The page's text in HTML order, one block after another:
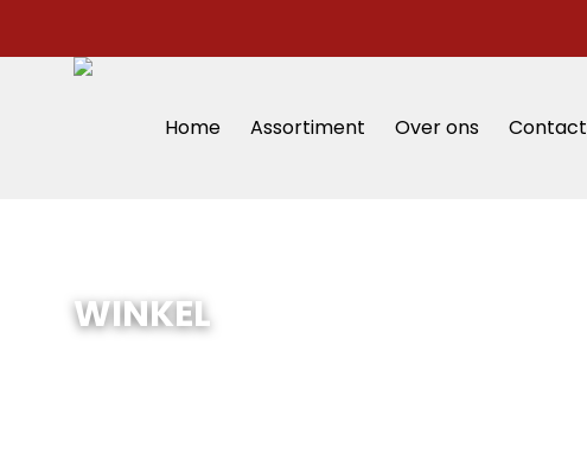
Home Assortiment Over ons Contact
WINKEL